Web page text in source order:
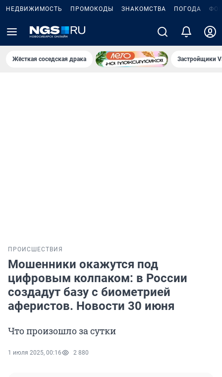
НЕДВИЖИМОСТЬ ПРОМОКОДЫ ЗНАКОМСТВА ПОГОДА
Жёсткая соседская драка Застройщики
ПРОИСШЕСТВИЯ
Мошенники окажутся под
цифровым колпаком: в России
создадут базу с биометрией
аферистов. Новости 30 июня
Что произошло за сутки
1 июля 2025, 00:16 2 880